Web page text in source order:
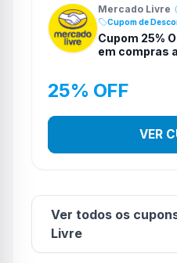
Mercado Livre
Cupom de
Cupom 25%
em compras
25% OFF
VER
Ver todos os
Livre